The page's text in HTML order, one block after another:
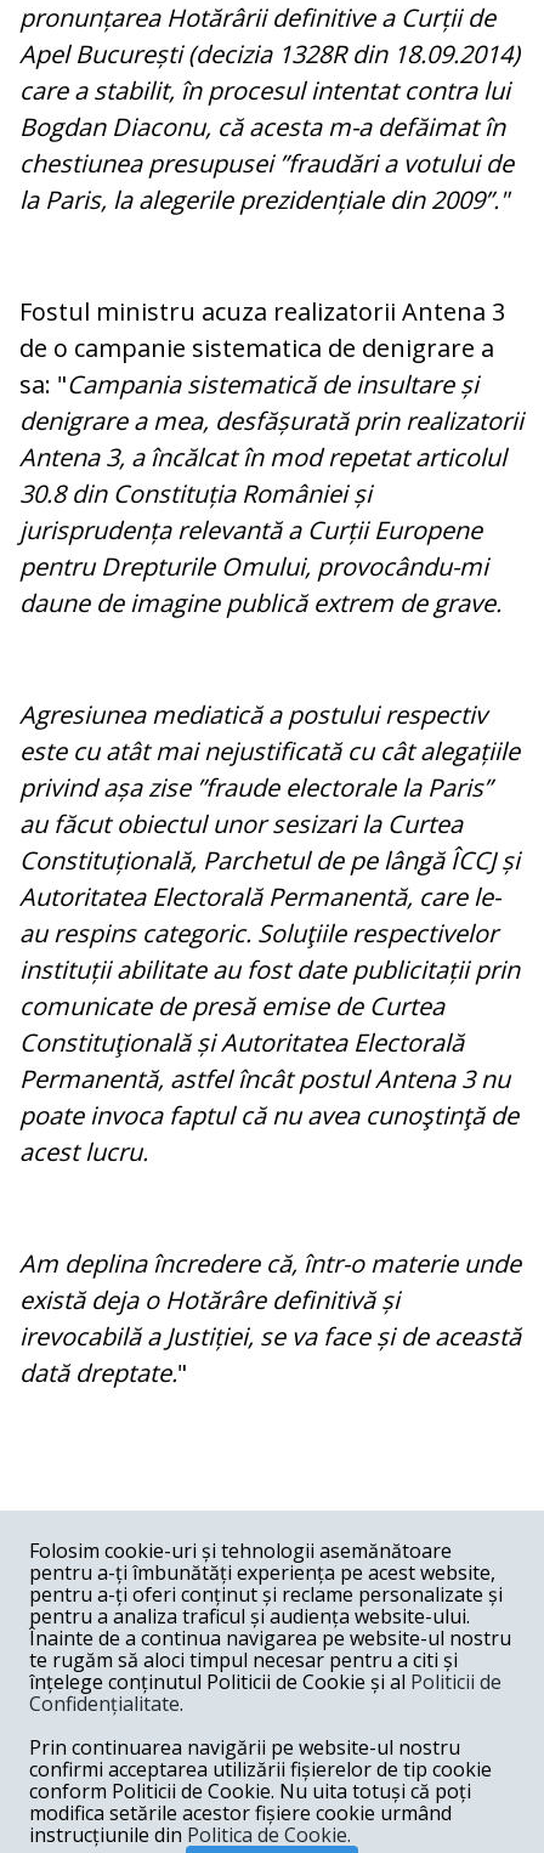
pronunțarea Hotărârii definitive a Curții de
Apel București (decizia 1328R din 18.09.2014)
care a stabilit, în procesul intentat contra lui
Bogdan Diaconu, că acesta m-a defăimat în
chestiunea presupusei ”fraudări a votului de
la Paris, la alegerile prezidențiale din 2009”."
Fostul ministru acuza realizatorii Antena 3
de o campanie sistematica de denigrare a
sa: "Campania sistematică de insultare și
denigrare a mea, desfășurată prin realizatorii
Antena 3, a încălcat în mod repetat articolul
30.8 din Constituția României și
jurisprudența relevantă a Curții Europene
pentru Drepturile Omului, provocându-mi
daune de imagine publică extrem de grave.
Agresiunea mediatică a postului respectiv
este cu atât mai nejustificată cu cât alegațiile
privind așa zise ”fraude electorale la Paris”
au făcut obiectul unor sesizari la Curtea
Constituțională, Parchetul de pe lângă ÎCCJ și
Autoritatea Electorală Permanentă, care le-
au respins categoric. Soluţiile respectivelor
instituții abilitate au fost date publicitații prin
comunicate de presă emise de Curtea
Constituţională și Autoritatea Electorală
Permanentă, astfel încât postul Antena 3 nu
poate invoca faptul că nu avea cunoştinţă de
acest lucru.
Am deplina încredere că, într-o materie unde
există deja o Hotărâre definitivă și
irevocabilă a Justiției, se va face și de această
dată dreptate."
COMENTARII
Nume
Email
Folosim cookie-uri și tehnologii asemănătoare
pentru a-ți îmbunătăți experiența pe acest website,
pentru a-ți oferi conținut și reclame personalizate și
pentru a analiza traficul și audiența website-ului.
Înainte de a continua navigarea pe website-ul nostru
te rugăm să aloci timpul necesar pentru a citi și
înțelege conținutul Politicii de Cookie și al Politicii de
Confidențialitate.
Prin continuarea navigării pe website-ul nostru
confirmi acceptarea utilizării fișierelor de tip cookie
conform Politicii de Cookie. Nu uita totuși că poți
modifica setările acestor fișiere cookie urmând
instrucțiunile din Politica de Cookie.